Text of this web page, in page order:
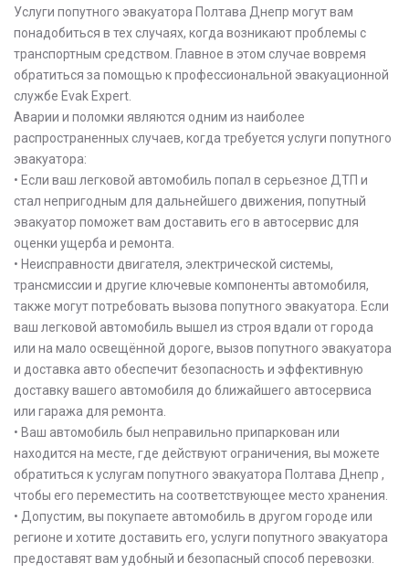
Услуги попутного эвакуатора Полтава Днепр могут вам
понадобиться в тех случаях, когда возникают проблемы с
транспортным средством. Главное в этом случае вовремя
обратиться за помощью к профессиональной эвакуационной
службе Evak Expert.
Аварии и поломки являются одним из наиболее
распространенных случаев, когда требуется услуги попутного
эвакуатора:
• Если ваш легковой автомобиль попал в серьезное ДТП и
стал непригодным для дальнейшего движения, попутный
эвакуатор поможет вам доставить его в автосервис для
оценки ущерба и ремонта.
• Неисправности двигателя, электрической системы,
трансмиссии и другие ключевые компоненты автомобиля,
также могут потребовать вызова попутного эвакуатора. Если
ваш легковой автомобиль вышел из строя вдали от города
или на мало освещённой дороге, вызов попутного эвакуатора
и доставка авто обеспечит безопасность и эффективную
доставку вашего автомобиля до ближайшего автосервиса
или гаража для ремонта.
• Ваш автомобиль был неправильно припаркован или
находится на месте, где действуют ограничения, вы можете
обратиться к услугам попутного эвакуатора Полтава Днепр ,
чтобы его переместить на соответствующее место хранения.
• Допустим, вы покупаете автомобиль в другом городе или
регионе и хотите доставить его, услуги попутного эвакуатора
предоставят вам удобный и безопасный способ перевозки.